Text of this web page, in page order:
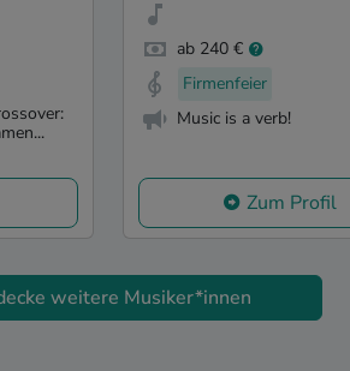
ab 240 €
Firmenfeier
Music is a verb!
Zum Profil
weitere Musiker*innen